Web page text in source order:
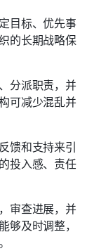
目标、优先事
的长期战略保
分派职责，并
可减少混乱并
馈和支持来引
投入感、责任
审查进展，并
够及时调整，